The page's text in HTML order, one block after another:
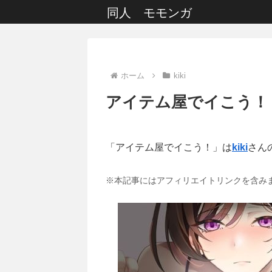
同人 モモンガ
ホーム kiki
アイテム屋でイこう！
「アイテム屋でイこう！」は kikiさん
※本記事にはアフィリエイトリンクを含み